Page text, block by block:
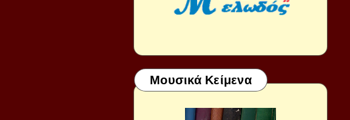
Μουσικά Κείμενα